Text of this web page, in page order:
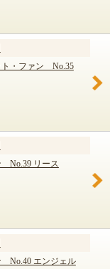
ト・ファン No.35
No.39 リース
No.40 エンジェル